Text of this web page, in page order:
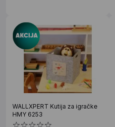
WALLXPERT Kutija za igračke
HMY 6253